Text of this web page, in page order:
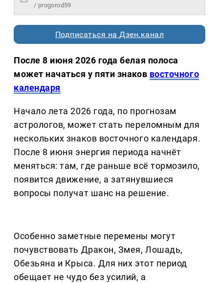
/ progorod59
Подписаться на Дзен.канал
После 8 июня 2026 года белая полоса
может начаться у пяти знаков восточного
календаря
Начало лета 2026 года, по прогнозам
астрологов, может стать переломным для
нескольких знаков восточного календаря.
После 8 июня энергия периода начнёт
меняться: там, где раньше всё тормозило,
появится движение, а затянувшиеся
вопросы получат шанс на решение.
Особенно заметные перемены могут
почувствовать Дракон, Змея, Лошадь,
Обезьяна и Крыса. Для них этот период
обещает не чудо без усилий, а